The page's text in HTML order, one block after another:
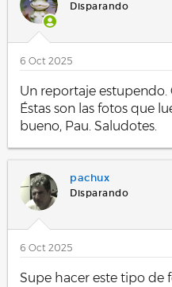
Disparando
6 Oct 2025
Un reportaje estupendo.
Éstas son las fotos que
bueno, Pau. Saludotes.
pachux
Disparando
6 Oct 2025
Supe hacer este tipo de